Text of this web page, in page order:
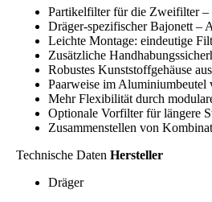
Partikelfilter für die Zweifilter –
Dräger-spezifischer Bajonett –
Leichte Montage: eindeutige
Zusätzliche
Robustes Kunststoffgehäuse
Paarweise im Aluminiumbeutel
Mehr Flexibilität durch
Optionale Vorfilter für längere
Zusammenstellen von
Technische Daten Hersteller
Dräger